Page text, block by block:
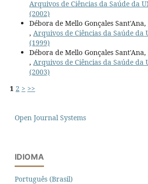
Arquivos de Ciências da Saúde da
(2002)
Débora de Mello Gonçales Sant'Ana,
, Arquivos de Ciências da Saúde da
(1999)
Débora de Mello Gonçales Sant'Ana,
, Arquivos de Ciências da Saúde da
(2003)
1 2 > >>
Open Journal Systems
IDIOMA
Português (Brasil)